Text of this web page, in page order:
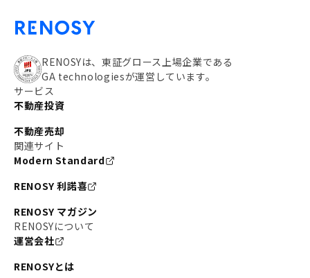
RENOSYは、東証グロース上場企業である
GA technologiesが運営しています。
サービス
不動産投資
不動産売却
関連サイト
Modern Standard
RENOSY 利諾喜
RENOSY マガジン
RENOSYについて
運営会社
RENOSYとは